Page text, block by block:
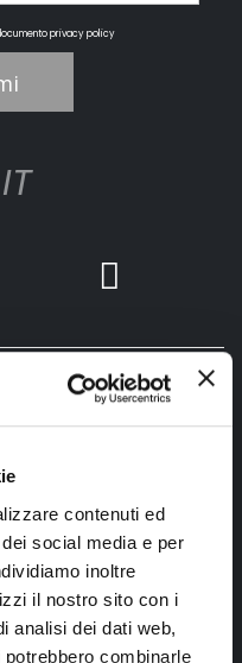
contenuti ed
social media e per
inoltre
il nostro sito con i
analisi dei dati web,
combinarle
privacy policy